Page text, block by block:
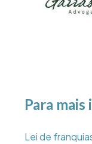
Para
Lei de